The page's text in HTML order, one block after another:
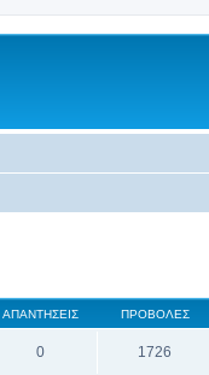
ΑΠΑΝΤΉΣΕΙΣ ΠΡΟΒΟΛΈΣ
0 1726